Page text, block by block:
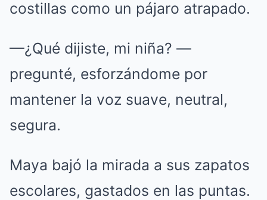
costillas como un pájaro atrapado.
—¿Qué dijiste, mi niña? —
pregunté, esforzándome por
mantener la voz suave, neutral,
segura.
Maya bajó la mirada a sus zapatos
escolares, gastados en las puntas.